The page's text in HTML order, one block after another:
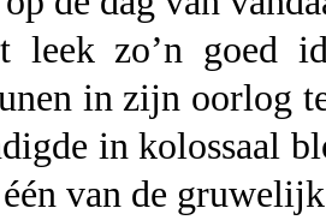
leek zo’n goed
in zijn oorlog
in kolossaal
van de